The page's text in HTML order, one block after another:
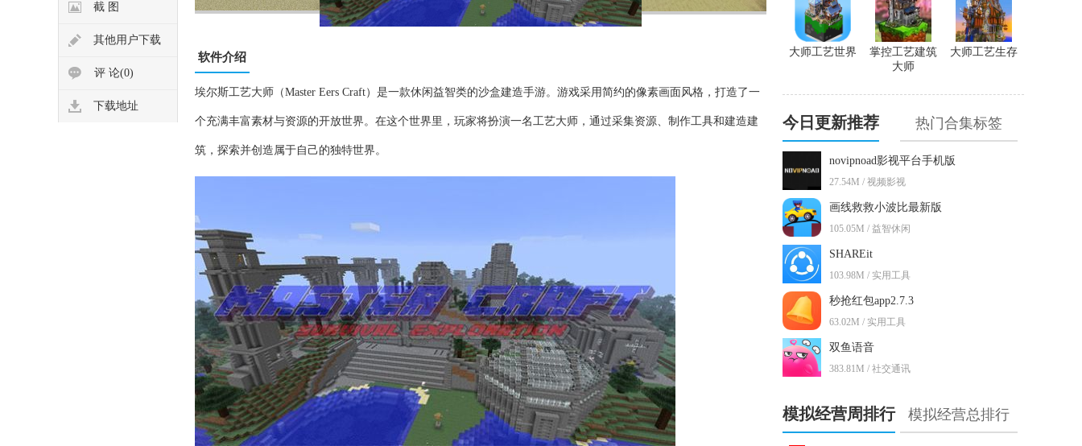
截 图
其他用户下载
评 论(0)
下载地址
软件介绍
埃尔斯工艺大师（Master Eers Craft）是一款休闲益智类的沙盒建造手游。游戏采用简约的像素画面风格，打造了一
个充满丰富素材与资源的开放世界。在这个世界里，玩家将扮演一名工艺大师，通过采集资源、制作工具和建造建
筑，探索并创造属于自己的独特世界。
大师工艺生存
掌控工艺建筑
大师
大师工艺世界
今日更新推荐 热门合集标签
novipnoad影视平台手机版
27.54M / 视频影视
画线救救小波比最新版
105.05M / 益智休闲
SHAREit
103.98M / 实用工具
秒抢红包app2.7.3
63.02M / 实用工具
双鱼语音
383.81M / 社交通讯
模拟经营周排行 模拟经营总排行